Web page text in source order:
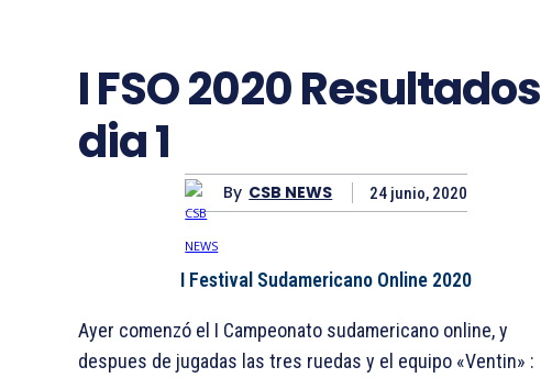
I FSO 2020 Resultados
dia 1
By CSB NEWS 24 junio, 2020
I Festival Sudamericano Online 2020
Ayer comenzó el I Campeonato sudamericano online, y
despues de jugadas las tres ruedas y el equipo «Ventin» :